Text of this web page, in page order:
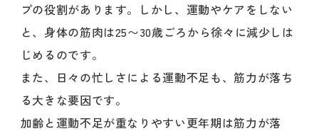
プの役割があります。しかし、運動やケアをしない
と、身体の筋肉は25〜30歳ごろから徐々に減少しは
じめるのです。
また、日々の忙しさによる運動不足も、筋力が落ち
る大きな要因です。
加齢と運動不足が重なりやすい更年期は筋力が落